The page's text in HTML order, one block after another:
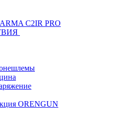
C2IR PRO
ORENGUN